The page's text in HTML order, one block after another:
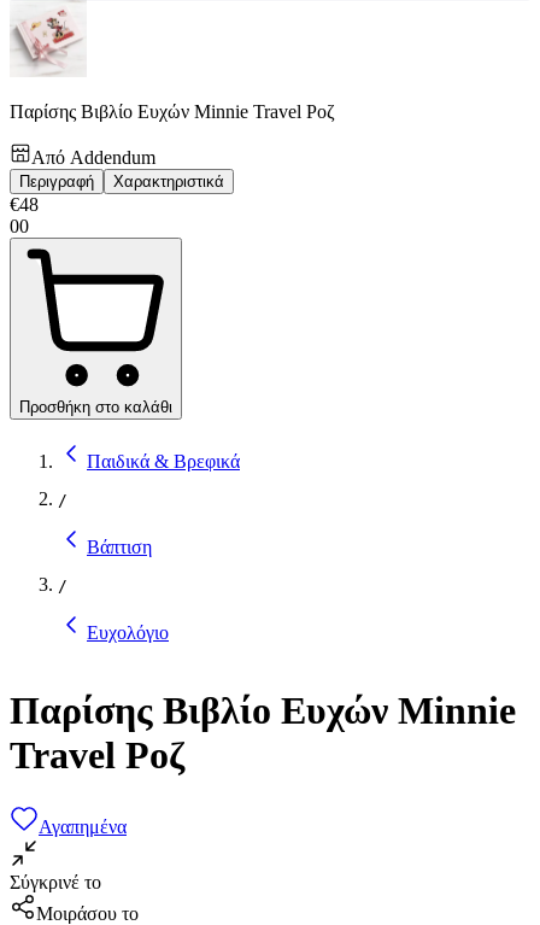
Παρίσης Βιβλίο Ευχών Minnie Travel Ροζ
Από Addendum
Περιγραφή Χαρακτηριστικά
€48
00
Προσθήκη στο καλάθι
Παιδικά & Βρεφικά
/
Βάπτιση
/
Ευχολόγιο
Παρίσης Βιβλίο Ευχών Minnie
Travel Ροζ
Αγαπημένα
Σύγκρινέ το
Μοιράσου το